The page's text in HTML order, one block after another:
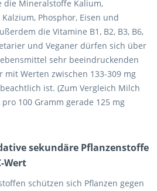
die Mineralstoffe Kalium,
Phosphor, Eisen und
die Vitamine B1, B2, B3, B6,
und Veganer dürfen sich über
sehr beeindruckenden
mit Werten zwischen 133-309 mg
ist. (Zum Vergleich Milch
100 Gramm gerade 125 mg
sekundäre Pflanzenstoffe
Wert
schützen sich Pflanzen gegen